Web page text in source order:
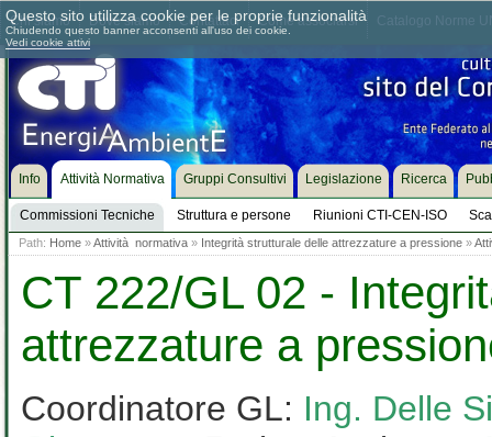
Chi siamo Dove siamo Contattaci Come associarsi
Info Attività Normativa
Commissioni Tecniche Struttura e persone Riunioni CTI-CEN-ISO
Gruppi Consultivi Legislazione Ricerca
Path: Home »Attività normativa » Integrità strutturale delle attrezzature a pressione »
CT 222/GL 02 -
attrezzature a
Coordinatore GL: Ing. Delle
Questo sito utilizza cookie per le proprie funzionalità
Chiudendo questo banner acconsenti all'uso dei cookie.
Vedi cookie attivi